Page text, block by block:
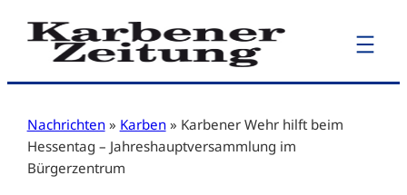
Zum
Inhalt
Nachrichten » Karben » Karbener Wehr hilft beim
Hessentag – Jahreshauptversammlung im
Bürgerzentrum